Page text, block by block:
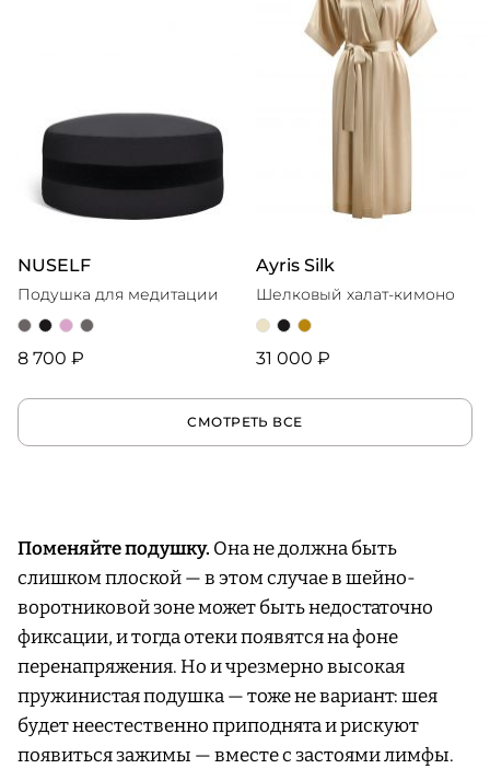
NUSELF
Подушка для медитации
8 700 ₽
Ayris Silk
Шелковый халат-кимоно
31 000 ₽
СМОТРЕТЬ ВСЕ
Поменяйте подушку. Она не должна быть
слишком плоской — в этом случае в шейно-
воротниковой зоне может быть недостаточно
фиксации, и тогда отеки появятся на фоне
перенапряжения. Но и чрезмерно высокая
пружинистая подушка — тоже не вариант: шея
будет неестественно приподнята и рискуют
появиться зажимы — вместе с застоями лимфы.